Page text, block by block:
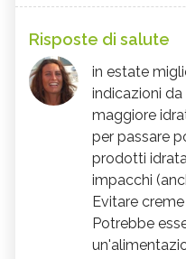
Risposte di salute
in estate
indicazioni
maggiore
per passare
prodotti
impacchi
Evitare
Potrebbe